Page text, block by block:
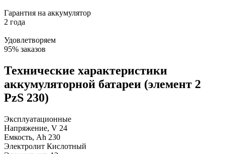
Гарантия на аккумулятор
2 года
Удовлетворяем
95% заказов
Технические характеристики
аккумуляторной батареи (элемент 2
PzS 230)
Эксплуатационные
Напряжение, V 24
Емкость, Ah 230
Электролит Кислотный